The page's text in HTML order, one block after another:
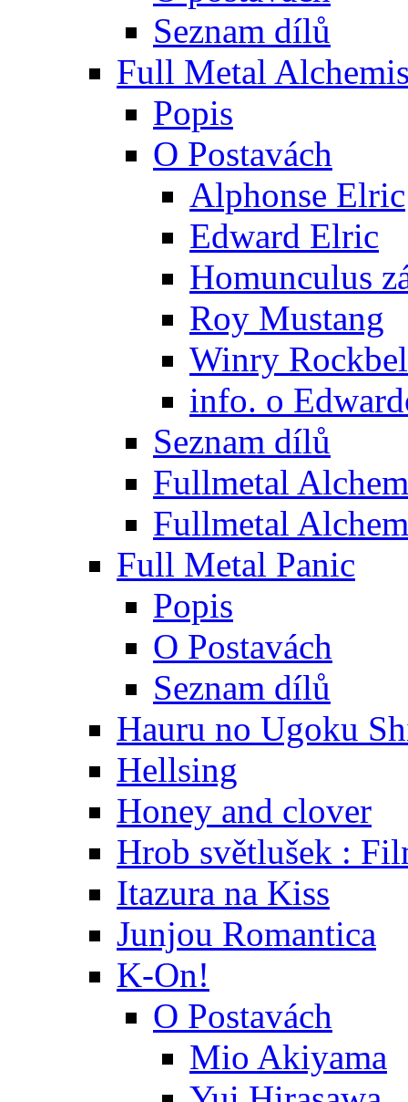
Seznam dílů
Full Metal
Popis
O Postavách
Alphonse Elric
Edward Elric
Homunculus
Roy Mustang
Winry
info. o
Seznam dílů
Fullmetal
Fullmetal
Full Metal Panic
Popis
O Postavách
Seznam dílů
Hauru no Ugoku
Hellsing
Honey and clover
Hrob světlušek :
Itazura na Kiss
Junjou Romantica
K-On!
O Postavách
Mio Akiyama